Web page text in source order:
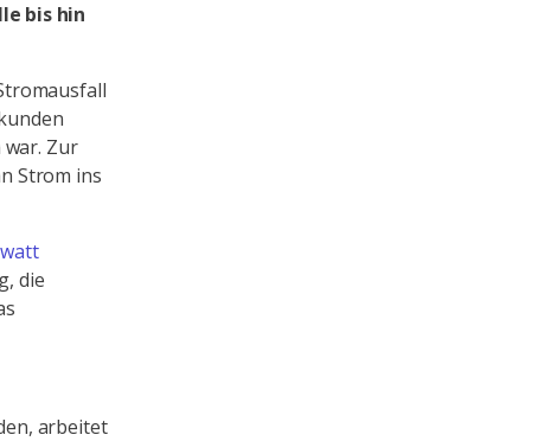
bis hin
Zur
Strom ins
die
arbeitet